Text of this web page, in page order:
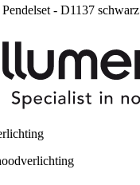
Pendelset - D1137 schwarz